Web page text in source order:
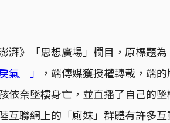
湃》「思想廣場」欄目，原標題為
氣』」
，端傳媒獲授權轉載，端
依奈墜樓身亡，並直播了自己的
互聯網上的「廁妹」群體有許多